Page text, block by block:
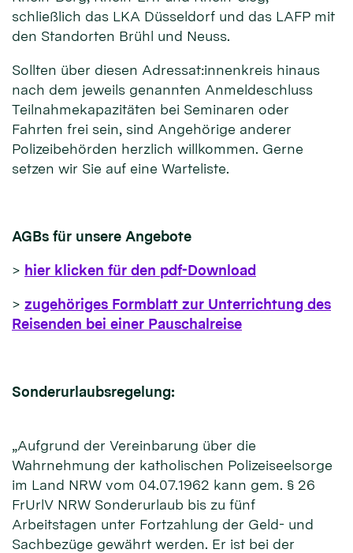
schließlich das LKA Düsseldorf und das LAFP mit
den Standorten Brühl und Neuss.
Sollten über diesen Adressat:innenkreis hinaus
nach dem jeweils genannten Anmeldeschluss
Teilnahmekapazitäten bei Seminaren oder
Fahrten frei sein, sind Angehörige anderer
Polizeibehörden herzlich willkommen. Gerne
setzen wir Sie auf eine Warteliste.
AGBs für unsere Angebote
> hier klicken für den pdf-Download
> zugehöriges Formblatt zur Unterrichtung des
Reisenden bei einer Pauschalreise
Sonderurlaubsregelung:
„Aufgrund der Vereinbarung über die
Wahrnehmung der katholischen Polizeiseelsorge
im Land NRW vom 04.07.1962 kann gem. § 26
FrUrlV NRW Sonderurlaub bis zu fünf
Arbeitstagen unter Fortzahlung der Geld- und
Sachbezüge gewährt werden. Er ist bei der